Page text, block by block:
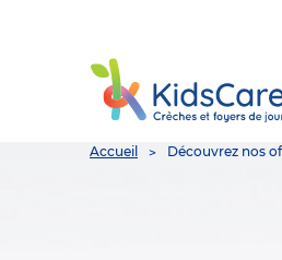
You
Accueil Découvrez nos